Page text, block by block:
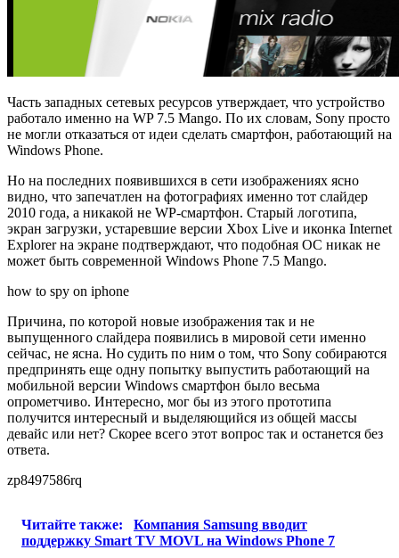
Часть западных сетевых ресурсов утверждает, что устройство
работало именно на WP 7.5 Mango. По их словам, Sony просто
не могли отказаться от идеи сделать смартфон, работающий на
Windows Phone.
Но на последних появившихся в сети изображениях ясно
видно, что запечатлен на фотографиях именно тот слайдер
2010 года, а никакой не WP-смартфон. Старый логотипа,
экран загрузки, устаревшие версии Xbox Live и иконка Internet
Explorer на экране подтверждают, что подобная ОС никак не
может быть современной Windows Phone 7.5 Mango.
how to spy on iphone
Причина, по которой новые изображения так и не
выпущенного слайдера появились в мировой сети именно
сейчас, не ясна. Но судить по ним о том, что Sony собираются
предпринять еще одну попытку выпустить работающий на
мобильной версии Windows смартфон было весьма
опрометчиво. Интересно, мог бы из этого прототипа
получится интересный и выделяющийся из общей массы
девайс или нет? Скорее всего этот вопрос так и останется без
ответа.
zp8497586rq
Читайте также:
Компания Samsung вводит
поддержку Smart TV MOVL на Windows Phone 7